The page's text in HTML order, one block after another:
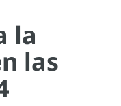
la
las